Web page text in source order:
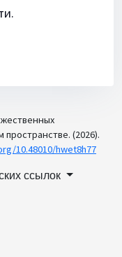
(2026).
10.48010/hwet8h77
ссылок